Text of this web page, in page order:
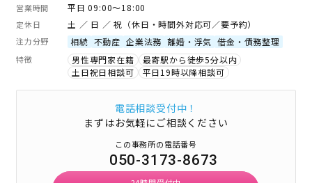
営業時間 平日 09:00～18:00
定休日 土 ／ 日 ／ 祝（休日・時間外対応可／要予約）
注力分野 相続 不動産 企業法務 離婚・浮気 借金・債務整理
特徴 男性専門家在籍
最寄駅から徒歩5分以内
土日祝日相談可
平日19時以降相談可
電話相談受付中！
まずはお気軽にご相談ください
この事務所の電話番号
050-3173-8673